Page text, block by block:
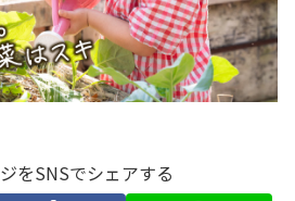
をSNSでシェアする